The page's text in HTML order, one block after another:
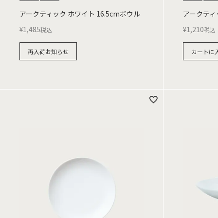
アークティック ホワイト 16.5cmボウル
¥1,485税込
再入荷お知らせ
アークテ
¥1,210税込
カートに